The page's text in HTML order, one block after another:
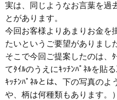
実は、同じようなお言葉を過
とがあります。
今回お客様よりあまりお金を
たいというご要望がありまし
そこで今回ご提案したのは、
てﾀｲﾙのうえにｷｯﾁﾝﾊﾟﾈﾙを貼る
ｷｯﾁﾝﾊﾟﾈﾙとは、下の写真のよ
や、柄は何種類もあります。）